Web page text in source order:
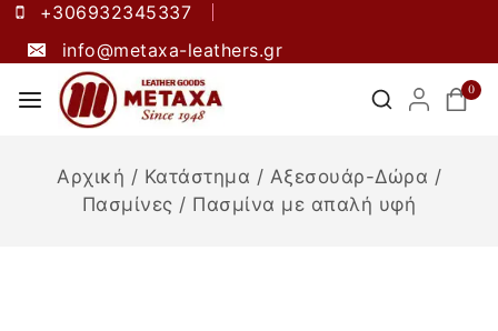
+306932345337
info@metaxa-leathers.gr
0
Αρχική / Κατάστημα / Αξεσουάρ-Δώρα /
Πασμίνες / Πασμίνα με απαλή υφή